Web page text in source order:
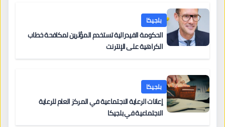
بلجيكا
الحكومة الفيدرالية تستخدم المؤثرين لمكافحة خطاب
الكراهية على الإنترنت
بلجيكا
إعانات الرعاية الاجتماعية في المركز العام للرعاية
الاجتماعية في بلجيكا